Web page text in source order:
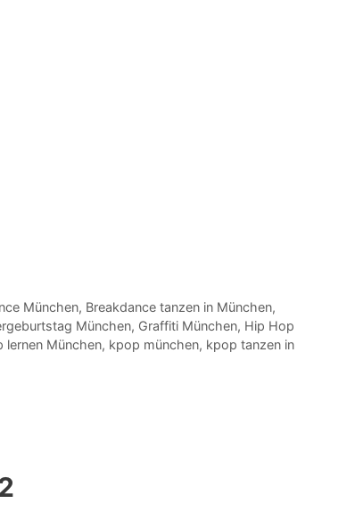
München, Breakdance tanzen in München,
München, Graffiti München, Hip Hop
lernen München, kpop münchen, kpop tanzen in